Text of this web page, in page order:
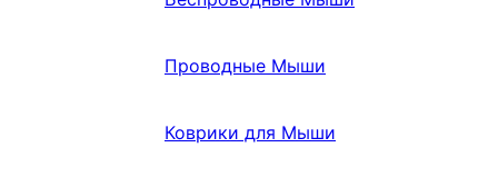
Проводные Мыши
Коврики для Мыши